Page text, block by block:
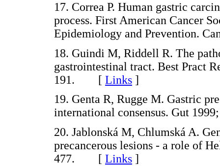
17. Correa P. Human gastric
process. First American Cancer
Epidemiology and Prevention.
18. Guindi M, Riddell R. The
gastrointestinal tract. Best Pract
191. [ Links ]
19. Genta R, Rugge M. Gastric
international consensus. Gut
20. Jablonská M, Chlumská A.
precancerous lesions - a role of
477. [ Links ]